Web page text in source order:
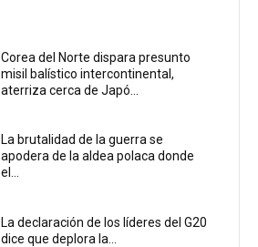
Corea del Norte dispara presunto
misil balístico intercontinental,
aterriza cerca de Japó...
La brutalidad de la guerra se
apodera de la aldea polaca donde
el...
La declaración de los líderes del G20
dice que deplora la...